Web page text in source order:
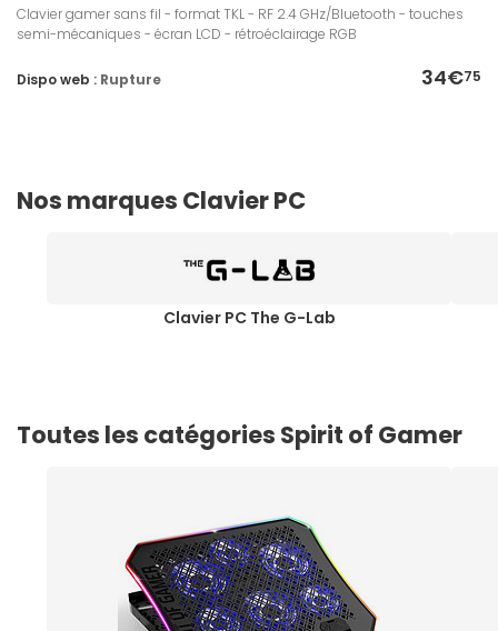
Clavier gamer sans fil - format TKL - RF 2.4 GHz/Bluetooth - touches
semi-mécaniques - écran LCD - rétroéclairage RGB
34€75
Dispo web : Rupture
Nos marques Clavier PC
Clavier PC The G-Lab
Toutes les catégories Spirit of Gamer